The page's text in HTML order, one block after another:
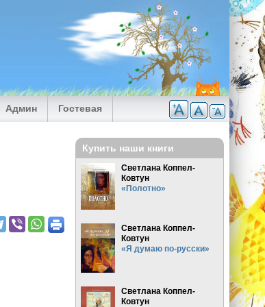
Админ Гостевая
Купить наши книги
Светлана Коппел-
Ковтун
«Полотно»
Светлана Коппел-
Ковтун
«Я думаю по-русски»
Светлана Коппел-
Ковтун